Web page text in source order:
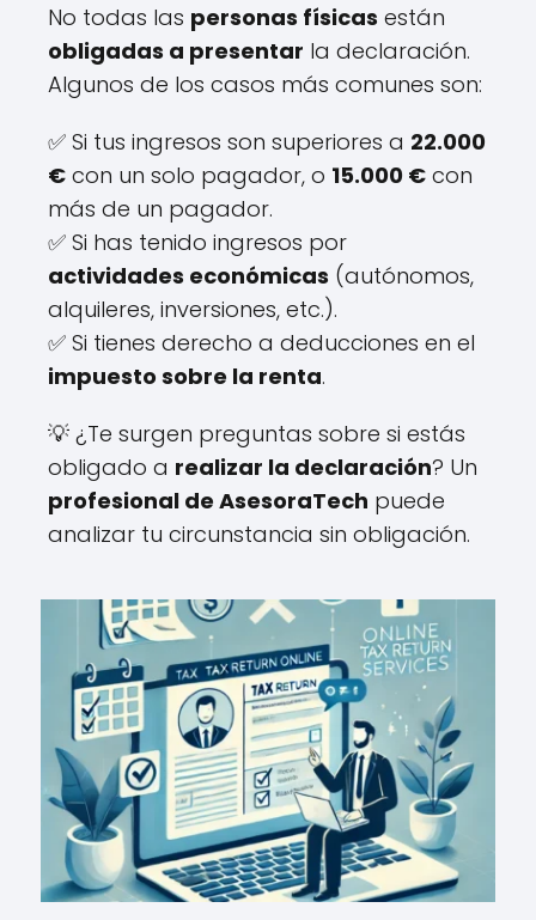
No todas las personas físicas están
obligadas a presentar la declaración.
Algunos de los casos más comunes son:
✅ Si tus ingresos son superiores a 22.000
€ con un solo pagador, o 15.000 € con
más de un pagador.
✅ Si has tenido ingresos por
actividades económicas (autónomos,
alquileres, inversiones, etc.).
✅ Si tienes derecho a deducciones en el
impuesto sobre la renta.
💡 ¿Te surgen preguntas sobre si estás
obligado a realizar la declaración? Un
profesional de AsesoraTech puede
analizar tu circunstancia sin obligación.